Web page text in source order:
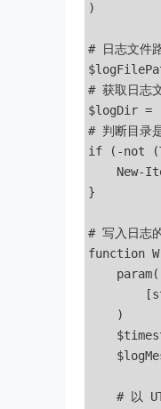
)
# 日志文件
# 获取日志
$logDir =
# 判断目录
if (-not
New-
}
# 写入日志
function
    param(
    )
# 以